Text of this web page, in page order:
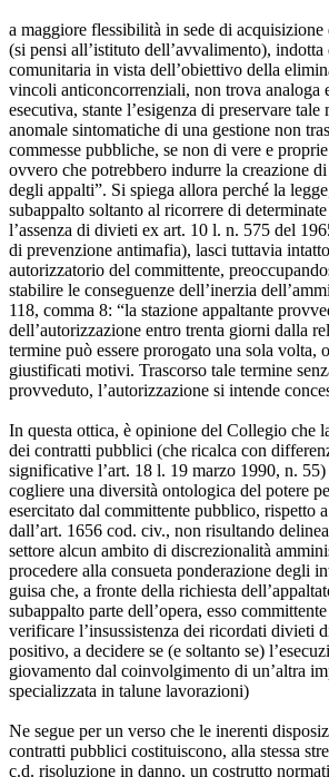
a maggiore flessibilità in sede di
(si pensi all’istituto dell’avvalimento),
comunitaria in vista dell’obiettivo della
vincoli anticoncorrenziali, non trova analoga
esecutiva, stante l’esigenza di preservare
anomale sintomatiche di una gestione non
commesse pubbliche, se non di vere e
ovvero che potrebbero indurre la creazione
degli appalti”. Si spiega allora perché la
subappalto soltanto al ricorrere di
l’assenza di divieti ex art. 10 l. n. 575 del
di prevenzione antimafia), lasci tuttavia
autorizzatorio del committente,
stabilire le conseguenze dell’inerzia
118, comma 8: “la stazione appaltante
dell’autorizzazione entro trenta giorni dalla
termine può essere prorogato una sola volta,
giustificati motivi. Trascorso tale termine
provveduto, l’autorizzazione si intende
In questa ottica, è opinione del Collegio che
dei contratti pubblici (che ricalca con
significative l’art. 18 l. 19 marzo 1990, n.
cogliere una diversità ontologica del potere
esercitato dal committente pubblico, rispetto
dall’art. 1656 cod. civ., non risultando
settore alcun ambito di discrezionalità
procedere alla consueta ponderazione degli
guisa che, a fronte della richiesta
subappalto parte dell’opera, esso
verificare l’insussistenza dei ricordati divieti
positivo, a decidere se (e soltanto se)
giovamento dal coinvolgimento di un’altra
specializzata in talune lavorazioni)
Ne segue per un verso che le inerenti
contratti pubblici costituiscono, alla stessa
c.d. risoluzione in danno, un costrutto